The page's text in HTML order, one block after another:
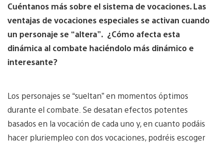
Cuéntanos más sobre el sistema de vocaciones. Las
ventajas de vocaciones especiales se activan cuando
un personaje se “altera”. ¿Cómo afecta esta
dinámica al combate haciéndolo más dinámico e
interesante?
Los personajes se “sueltan” en momentos óptimos
durante el combate. Se desatan efectos potentes
basados en la vocación de cada uno y, en cuanto podáis
hacer pluriempleo con dos vocaciones, podréis escoger